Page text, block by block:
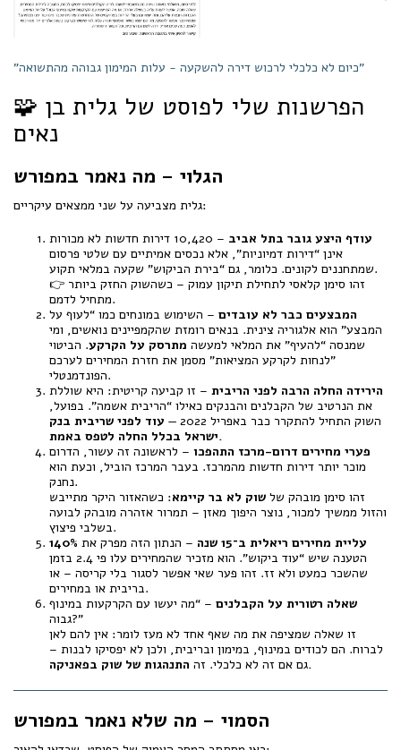
"כיום לא כלכלי לרכוש דירה להשקעה - עלות המימון גבוהה מהתשואה"
🧩 הפרשנות שלי לפוסט של גלית בן
נאים
הגלוי – מה נאמר במפורש
גלית מצביעה על שני ממצאים עיקריים:
עודף היצע גובר בתל אביב
– 10,420 דירות חדשות לא מכורות
אינן “דירות דמיוניות”, אלא נכסים אמיתיים עם שלטי פרסום
שמתחננים לקונים. כלומר, גם “בירת הביקוש” שקעה במלאי תקוע.
👉 זהו סימן קלאסי לתחילת תיקון עמוק – כשהשוק החזק ביותר
מתחיל לדמם.
המבצעים כבר לא עובדים – השימוש במונחים כמו “לעוף על
המבצע” הוא אלגוריה צינית. בנאים רומזת שהקמפיינים נואשים, ומי
שמנסה “להעיף” את המלאי למעשה מתרסק על הקרקע. הביטוי
"לנחות לקרקע המציאות" מסמן את חזרת המחירים לערכם
הפונדמנטלי.
הירידה החלה הרבה לפני הריבית – זו קביעה קריטית: היא שוללת
את הנרטיב של הקבלנים והבנקים כאילו “הריבית אשמה”. בפועל,
השוק התחיל להתקרר כבר באפריל 2022 —
עוד לפני שריבית בנק
ישראל בכלל החלה לטפס באמת.
פערי מחירים דרום-מרכז התהפכו – לראשונה זה עשור, הדרום
מוכר יותר דירות חדשות מהמרכז. בעבר המרכז הוביל, וכעת הוא
נחנק.
זהו סימן מובהק של שוק לא בר קיימא: כשהאזור היקר מתייבש
והזול ממשיך למכור, נוצר היפוך מאזן – תמרור אזהרה מובהק לבועה
בשלבי פיצוץ.
140% עליית מחירים ריאלית ב־15 שנה
– הנתון הזה מפרק את
הטענה שיש “עוד ביקוש”. הוא מזכיר שהמחירים עלו פי 2.4 בזמן
שהשכר כמעט ולא זז. זהו פער שאי אפשר לסגור בלי קריסה – או
בריבית או במחירים.
שאלה רטורית על הקבלנים – “מה יעשו עם הקרקעות במינוף
גבוה?”
זו שאלה שמציפה את מה שאף אחד לא מעז לומר: אין להם לאן
לברוח. הם לכודים במינוף, במימון ובריבית, ולכן לא יפסיקו לבנות –
גם אם זה לא כלכלי. זההתנהגות של שוק בפאניקה.
הסמוי – מה שלא נאמר במפורש